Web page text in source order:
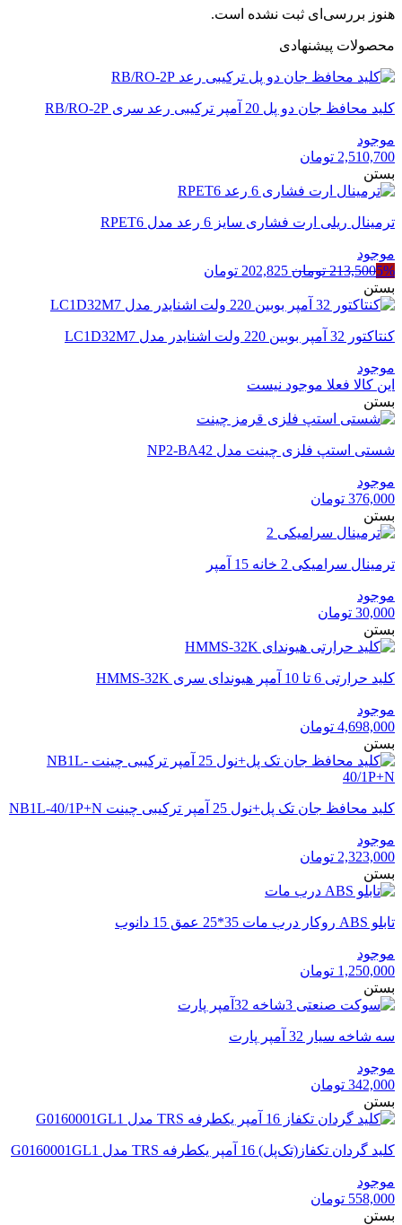
هنوز بررسی‌ای ثبت نشده است.
محصولات پیشنهادی
کلید محافظ جان دو پل 20 آمپر ترکیبی رعد سری RB/RO-2P
موجود
2,510,700 تومان
بستن
ترمینال ریلی ارت فشاری سایز 6 رعد مدل RPET6
موجود
5%
213,500 تومان قیمت
213,500 تومان
202,825 تومان
202,825 تومان
بستن
کنتاکتور 32 آمپر بوبین 220 ولت اشنایدر مدل LC1D32M7
موجود
این کالا فعلا موجود نیست
بستن
شستی استپ فلزی چینت مدل NP2-BA42
موجود
376,000 تومان
بستن
ترمینال سرامیکی 2 خانه 15 آمپر
موجود
30,000 تومان
بستن
کلید حرارتی 6 تا 10 آمپر هیوندای سری HMMS-32K
موجود
4,698,000 تومان
بستن
کلید محافظ جان تک پل+نول 25 آمپر ترکیبی چینت NB1L-40/1P+N
موجود
2,323,000 تومان
بستن
تابلو ABS روکار درب مات 35*25 عمق 15 دانوب
موجود
1,250,000 تومان
بستن
سه شاخه سیار 32 آمپر پارت
موجود
342,000 تومان
بستن
کلید گردان تکفاز(تک‌پل) 16 آمپر یکطرفه TRS مدل G0160001GL1
موجود
558,000 تومان
بستن